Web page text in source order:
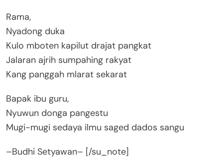
Rama,
Nyadong duka
Kulo mboten kapilut drajat pangkat
Jalaran ajrih sumpahing rakyat
Kang panggah mlarat sekarat
Bapak ibu guru,
Nyuwun donga pangestu
Mugi-mugi sedaya ilmu saged dados sangu
–Budhi Setyawan– [/su_note]